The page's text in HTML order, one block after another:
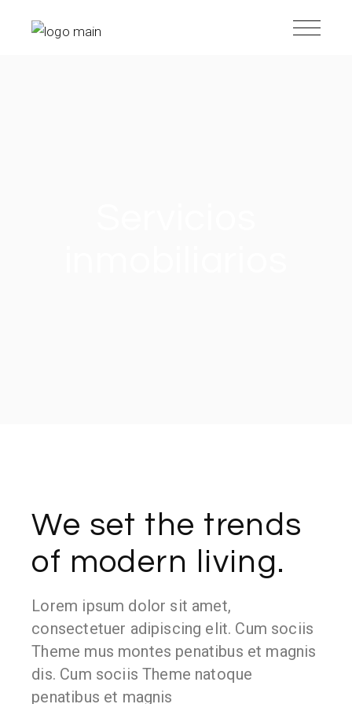
We set the trends
of modern living.
Lorem ipsum dolor sit amet,
consectetuer adipiscing elit. Cum sociis
Theme mus montes penatibus et magnis
dis. Cum sociis Theme natoque
penatibus et magnis